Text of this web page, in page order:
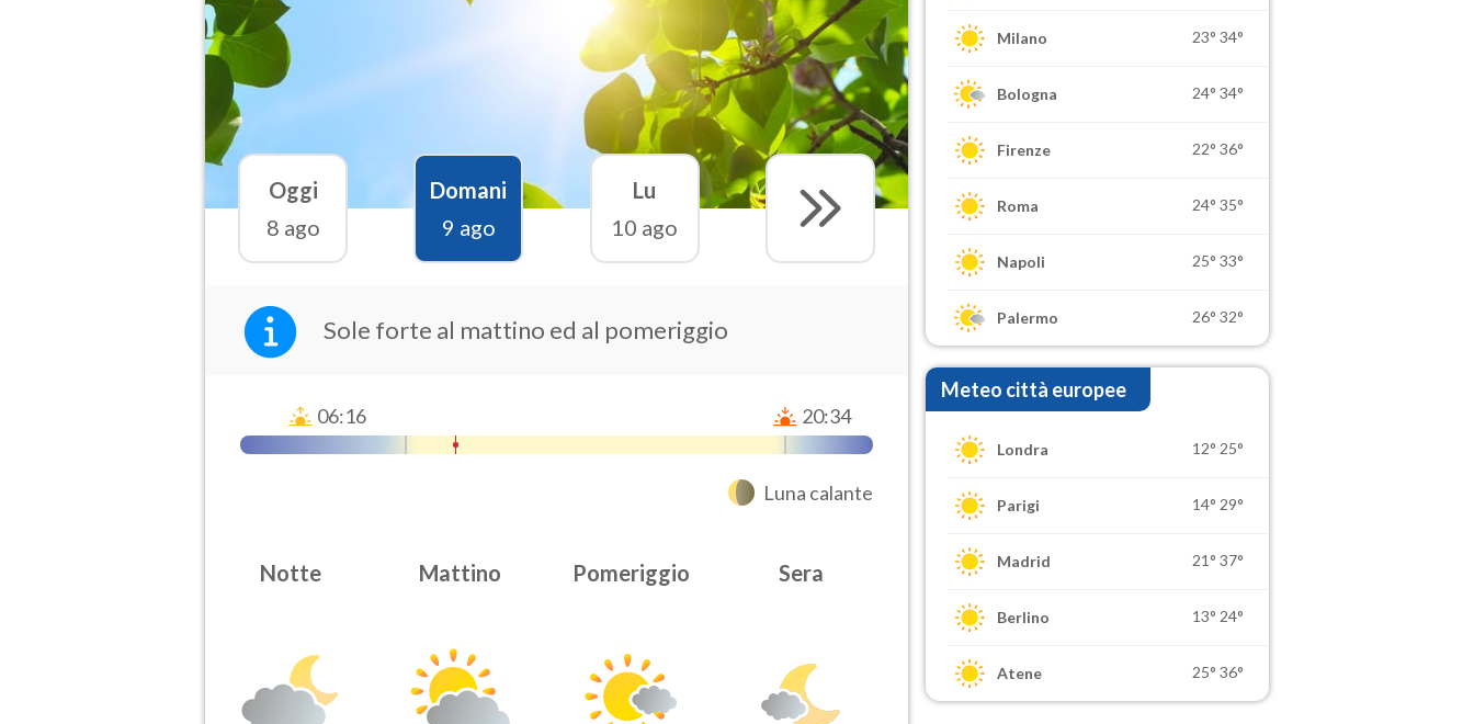
Oggi
8 ago
Domani
9 ago
Lu
10 ago
Sole forte al mattino ed al pomeriggio
06:16 20:34
Luna calante
Notte Mattino Pomeriggio Sera
Milano 23° 34°
Bologna 24° 34°
Firenze 22° 36°
Roma 24° 35°
Napoli 25° 33°
Palermo 26° 32°
Meteo città europee
Londra 12° 25°
Parigi 14° 29°
Madrid 21° 37°
Berlino 13° 24°
Atene 25° 36°